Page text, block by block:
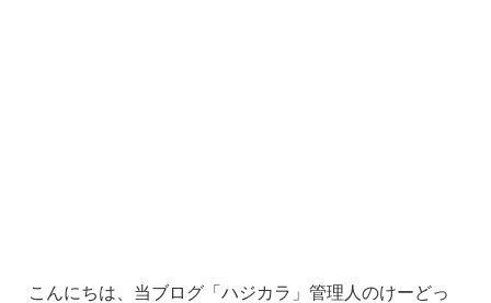
こんにちは、当ブログ「ハジカラ」管理人のけーどっ